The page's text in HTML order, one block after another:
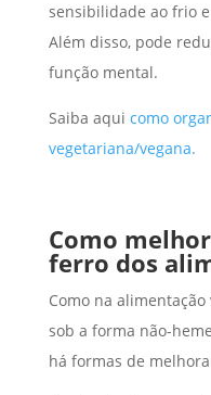
sensibilidade ao frio
Além disso, pode
função mental.
Saiba aqui como
vegetariana/vegana.
Como
ferro dos
Como na
sob a forma não-
há formas de